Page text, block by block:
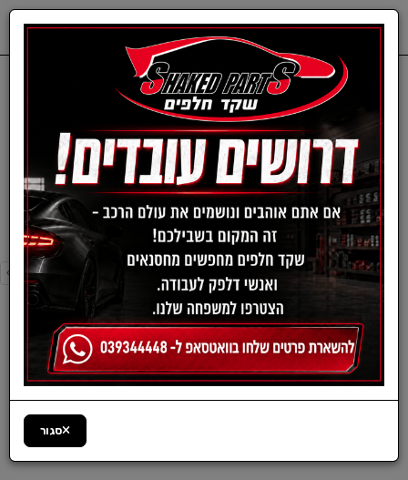
סליל הצתה
סליל הצתה
‹
«
»
›
סינון ומיון ›
«
»
›
סגור